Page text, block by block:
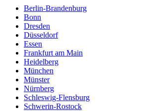
Berlin-Brandenburg
Bonn
Dresden
Düsseldorf
Essen
Frankfurt am Main
Heidelberg
München
Münster
Nürnberg
Schleswig-Flensburg
Schwerin-Rostock